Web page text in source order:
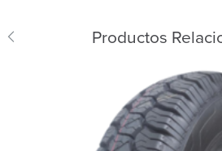
Productos